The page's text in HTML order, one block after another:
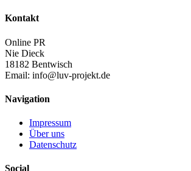
Kontakt
Online PR
Nie Dieck
18182 Bentwisch
Email: info@luv-projekt.de
Navigation
Impressum
Über uns
Datenschutz
Social